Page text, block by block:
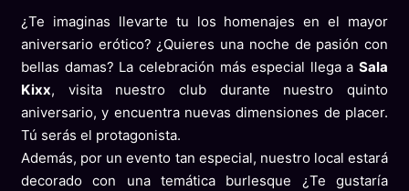
¿Te imaginas llevarte tu los homenajes en el mayor
aniversario erótico? ¿Quieres una noche de pasión con
bellas damas? La celebración más especial llega a Sala
Kixx, visita nuestro club durante nuestro quinto
aniversario, y encuentra nuevas dimensiones de placer.
Tú serás el protagonista.
Además, por un evento tan especial, nuestro local estará
decorado con una temática burlesque ¿Te gustaría